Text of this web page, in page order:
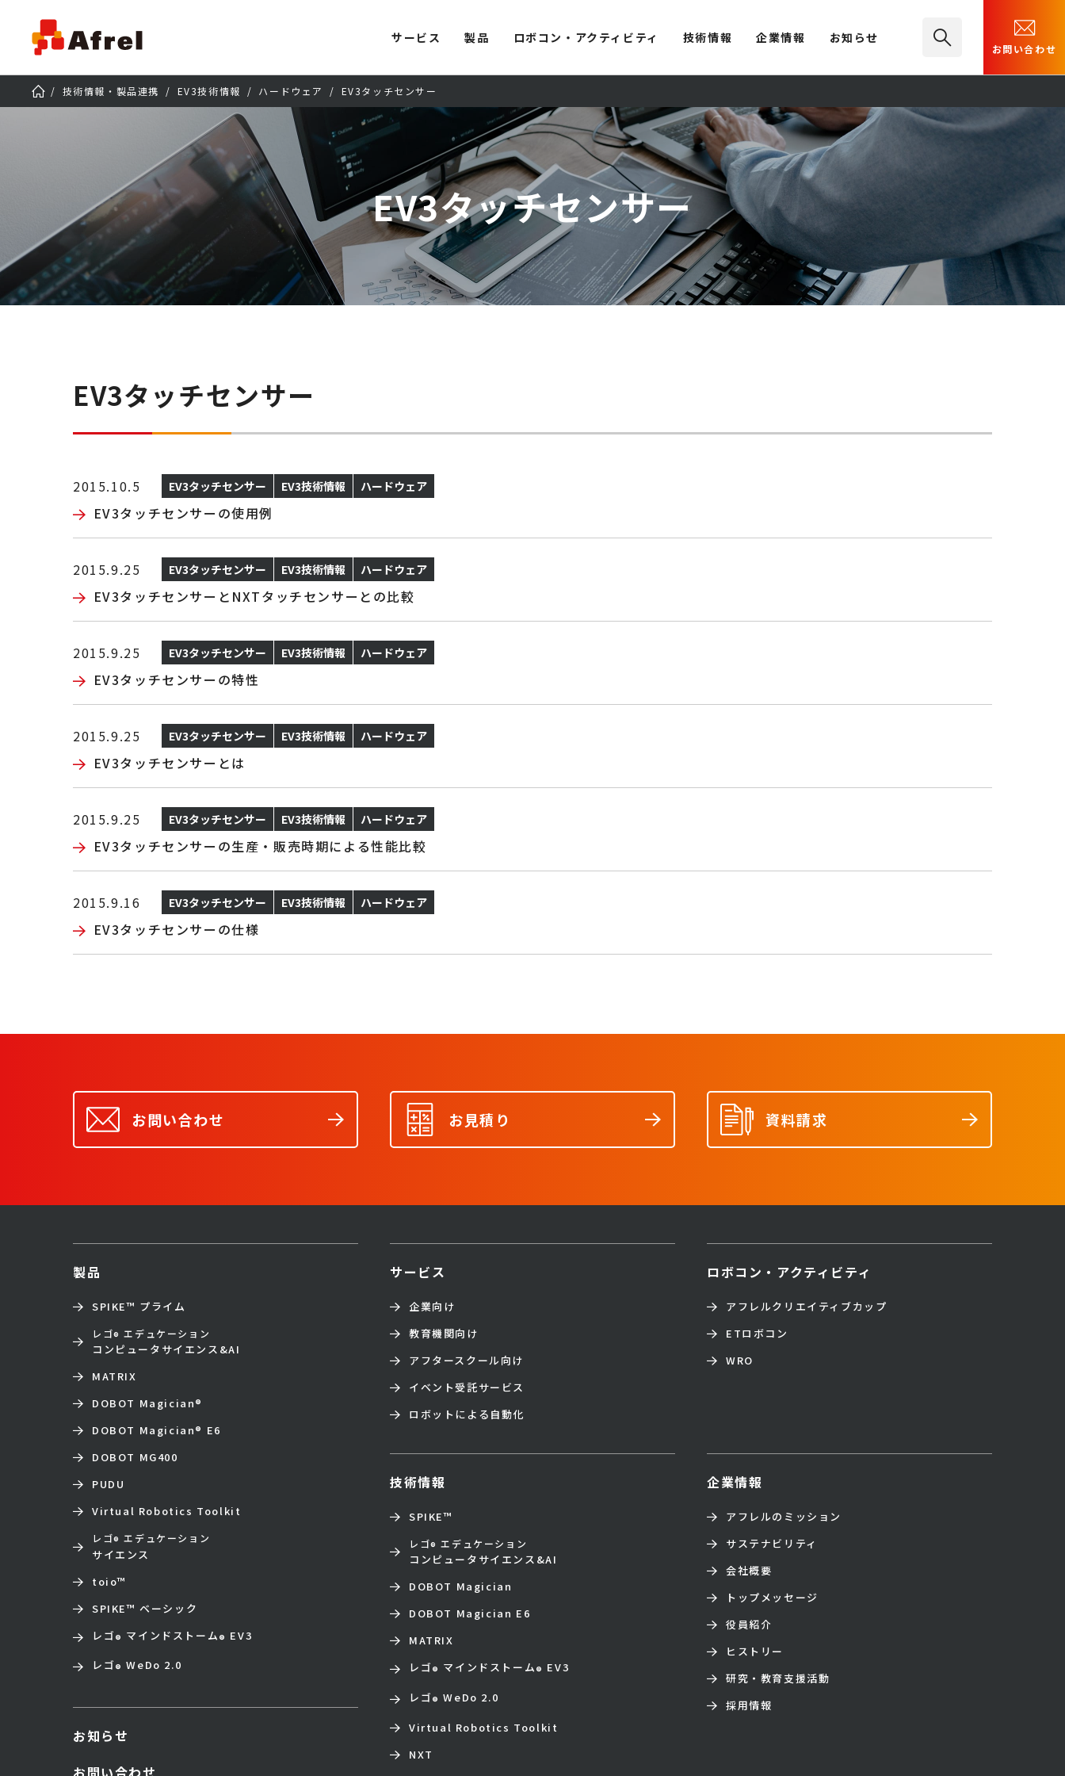
サービス 製品 ロボコン・アクティビティ 技術情報 企業情報 お知らせ
お問い合わせ
技術情報・製品連携 EV3技術情報 ハードウェア EV3タッチセンサー
EV3タッチセンサー
EV3タッチセンサー
2015.10.5 EV3タッチセンサー EV3技術情報 ハードウェア
EV3タッチセンサーの使用例
2015.9.25 EV3タッチセンサー EV3技術情報 ハードウェア
EV3タッチセンサーとNXTタッチセンサーとの比較
2015.9.25 EV3タッチセンサー EV3技術情報 ハードウェア
EV3タッチセンサーの特性
2015.9.25 EV3タッチセンサー EV3技術情報 ハードウェア
EV3タッチセンサーとは
2015.9.25 EV3タッチセンサー EV3技術情報 ハードウェア
EV3タッチセンサーの生産・販売時期による性能比較
2015.9.16 EV3タッチセンサー EV3技術情報 ハードウェア
EV3タッチセンサーの仕様
お問い合わせ お見積り 資料請求
サービス
企業向け
教育機関向け
アフタースクール向け
イベント受託サービス
ロボットによる自動化
製品
SPIKE™ プライム
レゴ® エデュケーション
コンピュータサイエンス&AI
MATRIX
DOBOT Magician®
DOBOT Magician® E6
DOBOT MG400
PUDU
Virtual Robotics Toolkit
レゴ® エデュケーション
サイエンス
toio™
SPIKE™ ベーシック
レゴ® マインドストーム® EV3
レゴ® WeDo 2.0
ロボコン・アクティビティ
アフレルクリエイティブカップ
ETロボコン
WRO
技術情報
SPIKE™
レゴ® エデュケーション
コンピュータサイエンス&AI
DOBOT Magician
DOBOT Magician E6
MATRIX
レゴ® マインドストーム® EV3
レゴ® WeDo 2.0
Virtual Robotics Toolkit
NXT
企業情報
アフレルのミッション
サステナビリティ
会社概要
トップメッセージ
役員紹介
ヒストリー
研究・教育支援活動
採用情報
お知らせ
お問い合わせ